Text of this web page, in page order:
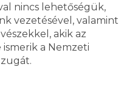
nincs lehetőségük,
vezetésével, valamint
akik az
a Nemzeti